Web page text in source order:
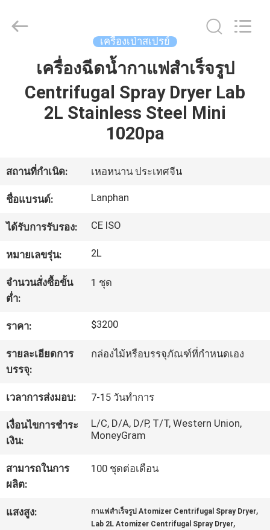
วิดีโอ
เกี่ยว
กับ
เรา
ทัวร์
โรงงาน
ควบคุม
คุณภาพ
เรา
2026
Henan
เครื่องเป่าสเปรย์
เครื่องฉีดน้ำกาแฟสำเร็จรูป
Centrifugal Spray Dryer Lab
2L Stainless Steel Mini
1020pa
สถานที่กำเนิด: เหอหนาน ประเทศจีน
ชื่อแบรนด์: Lanphan
ได้รับการรับรอง: CE ISO
หมายเลขรุ่น: 2L
จำนวนสั่งซื้อขั้น
ต่ำ:
1 ชุด
ราคา: $3200
รายละเอียดการ
บรรจุ:
กล่องไม้หรือบรรจุภัณฑ์ที่กำหนดเอง
เวลาการส่งมอบ: 7-15 วันทำการ
เงื่อนไขการชำระ
เงิน:
L/C, D/A, D/P, T/T, Western Union,
MoneyGram
สามารถในการ
ผลิต:
100 ชุดต่อเดือน
แสงสูง: กาแฟสำเร็จรูป Atomizer Centrifugal Spray Dryer,
Lab 2L Atomizer Centrifugal Spray Dryer,